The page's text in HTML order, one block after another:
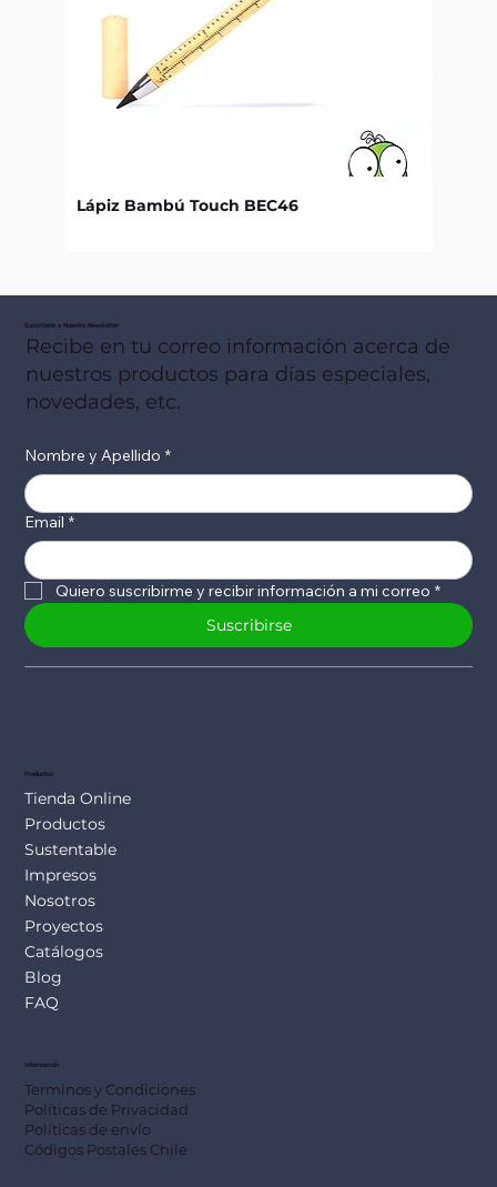
Lápiz Bambú Touch BEC46
Suscribete a Nuestro Newsletter
Recibe en tu correo información acerca de
nuestros productos para días especiales,
novedades, etc.
Nombre y Apellido *
Email *
Quiero suscribirme y recibir información a mi correo *
Suscribirse
Productos
Tienda Online
Productos
Sustentable
Impresos
Nosotros
Proyectos
Catálogos
Blog
FAQ
Información
Terminos y Condiciones
Políticas de Privacidad
Políticas de envío
Códigos Postales Chile